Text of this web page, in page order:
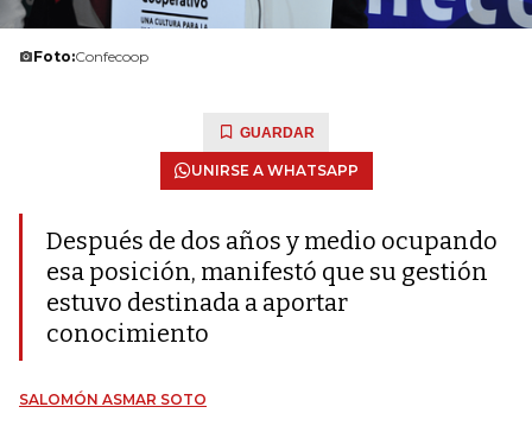
Foto:Confecoop
GUARDAR
UNIRSE A WHATSAPP
Después de dos años y medio ocupando
esa posición, manifestó que su gestión
estuvo destinada a aportar
conocimiento
SALOMÓN ASMAR SOTO